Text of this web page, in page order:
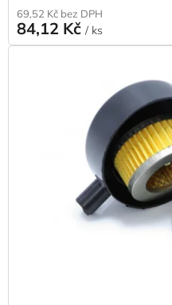
69,52 Kč bez DPH
84,12 Kč / ks